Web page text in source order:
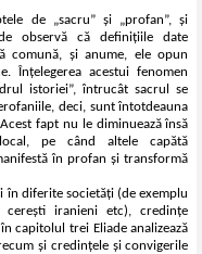
de „sacru” și „profan”, și
observă că definițiile date
comună, și anume, ele opun
Înțelegerea acestui fenomen
istoriei”, întrucât sacrul se
deci, sunt întotdeauna
fapt nu le diminuează însă
pe când altele capătă
în profan și transformă
în diferite societăți (de exemplu
cerești iranieni etc), credințe
capitolul trei Eliade analizează
și credințele și convigerile